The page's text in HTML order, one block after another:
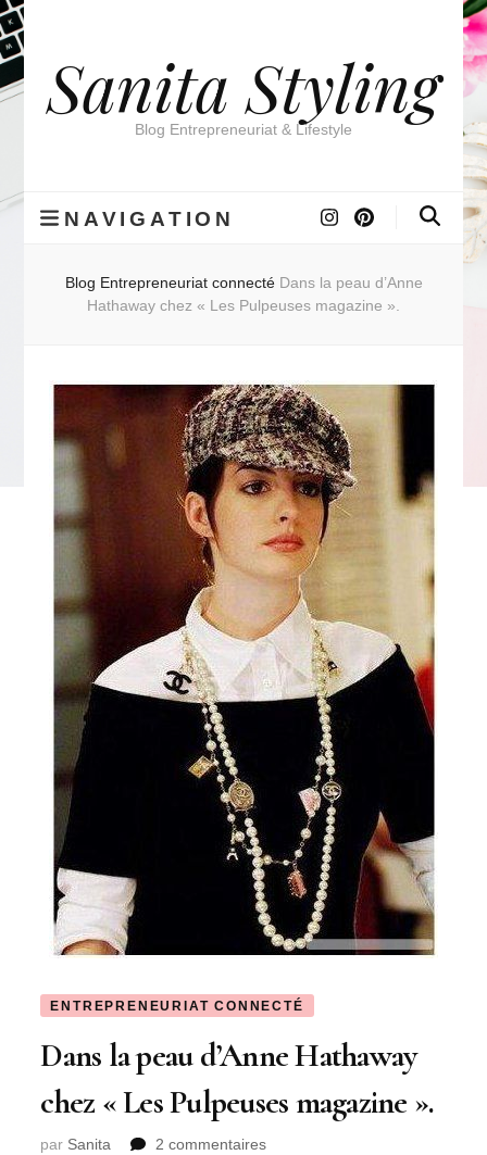
Sanita Styling
Blog Entrepreneuriat & Lifestyle
NAVIGATION
Blog Entrepreneuriat connecté Dans la peau d’Anne
Hathaway chez « Les Pulpeuses magazine ».
ENTREPRENEURIAT CONNECTÉ
Dans la peau d’Anne Hathaway
chez « Les Pulpeuses magazine ».
par Sanita 2 commentairessur